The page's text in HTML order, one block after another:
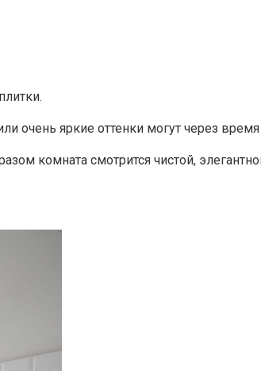
очень яркие оттенки могут через время
комната смотрится чистой,